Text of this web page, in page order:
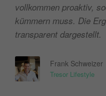
vollkommen proaktiv,
kümmern muss. Die
transparent dargestellt.
Frank Schweizer
Tresor Lifestyle